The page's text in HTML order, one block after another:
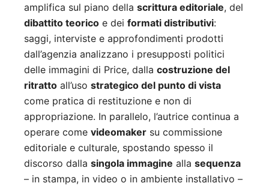
amplifica sul piano della scrittura editoriale, del
dibattito teorico e dei formati distributivi:
saggi, interviste e approfondimenti prodotti
dall’agenzia analizzano i presupposti politici
delle immagini di Price, dalla costruzione del
ritratto all’uso strategico del punto di vista
come pratica di restituzione e non di
appropriazione. In parallelo, l’autrice continua a
operare come videomaker su commissione
editoriale e culturale, spostando spesso il
discorso dalla singola immagine alla sequenza
– in stampa, in video o in ambiente installativo –